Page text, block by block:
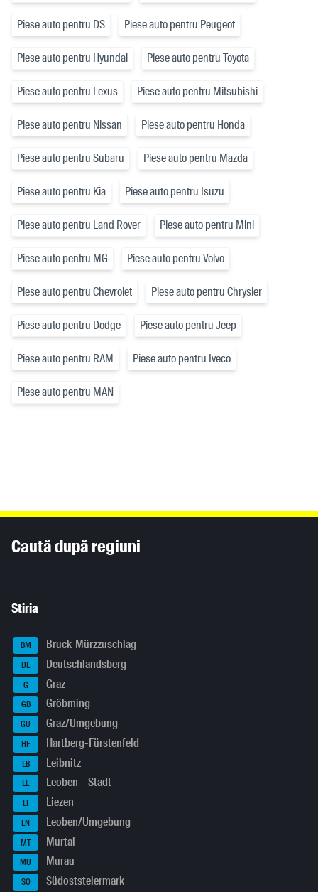
Piese auto pentru DS Piese auto pentru Peugeot
Piese auto pentru Hyundai Piese auto pentru Toyota
Piese auto pentru Lexus Piese auto pentru Mitsubishi
Piese auto pentru Nissan Piese auto pentru Honda
Piese auto pentru Subaru Piese auto pentru Mazda
Piese auto pentru Kia Piese auto pentru Isuzu
Piese auto pentru Land Rover Piese auto pentru Mini
Piese auto pentru MG Piese auto pentru Volvo
Piese auto pentru Chevrolet Piese auto pentru Chrysler
Piese auto pentru Dodge Piese auto pentru Jeep
Piese auto pentru RAM Piese auto pentru Iveco
Piese auto pentru MAN
Caută după regiuni
Stiria
BM Bruck-Mürzzuschlag
DL Deutschlandsberg
G Graz
GB Gröbming
GU Graz/Umgebung
HF Hartberg-Fürstenfeld
LB Leibnitz
LE Leoben – Stadt
LI Liezen
LN Leoben/Umgebung
MT Murtal
MU Murau
SO Südoststeiermark